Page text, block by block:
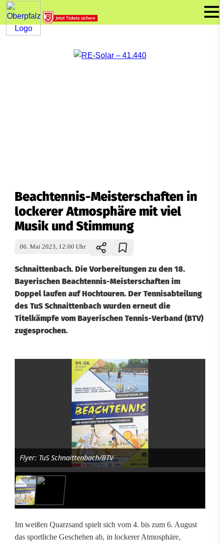
Beachtennis-Meisterschaften in
lockerer Atmosphäre mit viel
Musik und Stimmung
06. Mai 2023, 12:00 Uhr
Schnaittenbach. Die Vorbereitungen zu den 18.
Bayerischen Beachtennis-Meisterschaften im
Doppel laufen auf Hochtouren. Der Tennisabteilung
des TuS Schnaittenbach wurden erneut die
Titelkämpfe vom Bayerischen Tennis-Verband (BTV)
zugesprochen.
e
n
i
Flyer: TuS Schnaittenbach/BTV
Im weißen Quarzsand spielt sich vom 4. bis zum 6. August
das sportliche Geschehen ab, in lockerer Atmosphäre,